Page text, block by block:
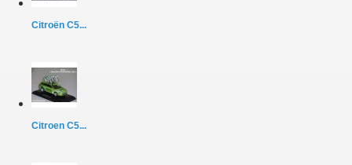
Citroën C5...
Citroen C5...